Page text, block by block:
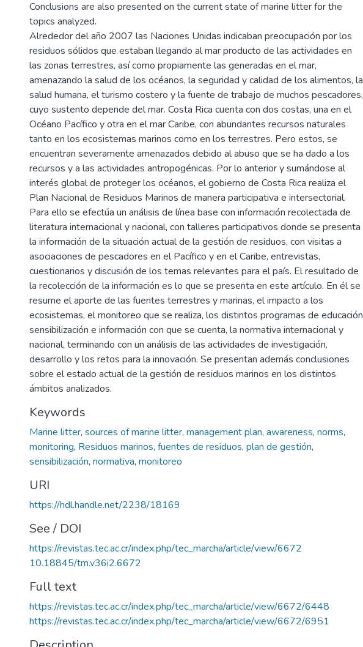
Conclusions are also presented on the current state of marine litter for the
topics analyzed.
Alrededor del año 2007 las Naciones Unidas indicaban preocupación por los
residuos sólidos que estaban llegando al mar producto de las actividades en
las zonas terrestres, así como propiamente las generadas en el mar,
amenazando la salud de los océanos, la seguridad y calidad de los alimentos, la
salud humana, el turismo costero y la fuente de trabajo de muchos pescadores,
cuyo sustento depende del mar. Costa Rica cuenta con dos costas, una en el
Océano Pacífico y otra en el mar Caribe, con abundantes recursos naturales
tanto en los ecosistemas marinos como en los terrestres. Pero estos, se
encuentran severamente amenazados debido al abuso que se ha dado a los
recursos y a las actividades antropogénicas. Por lo anterior y sumándose al
interés global de proteger los océanos, el gobierno de Costa Rica realiza el
Plan Nacional de Residuos Marinos de manera participativa e intersectorial.
Para ello se efectúa un análisis de línea base con información recolectada de
literatura internacional y nacional, con talleres participativos donde se presenta
la información de la situación actual de la gestión de residuos, con visitas a
asociaciones de pescadores en el Pacífico y en el Caribe, entrevistas,
cuestionarios y discusión de los temas relevantes para el país. El resultado de
la recolección de la información es lo que se presenta en este artículo. En él se
resume el aporte de las fuentes terrestres y marinas, el impacto a los
ecosistemas, el monitoreo que se realiza, los distintos programas de educación
sensibilización e información con que se cuenta, la normativa internacional y
nacional, terminando con un análisis de las actividades de investigación,
desarrollo y los retos para la innovación. Se presentan además conclusiones
sobre el estado actual de la gestión de residuos marinos en los distintos
ámbitos analizados.
Keywords
Marine litter, sources of marine litter, management plan, awareness, norms,
monitoring, Residuos marinos, fuentes de residuos, plan de gestión,
sensibilización, normativa, monitoreo
URI
https://hdl.handle.net/2238/18169
See / DOI
https://revistas.tec.ac.cr/index.php/tec_marcha/article/view/6672
10.18845/tm.v36i2.6672
Full text
https://revistas.tec.ac.cr/index.php/tec_marcha/article/view/6672/6448
https://revistas.tec.ac.cr/index.php/tec_marcha/article/view/6672/6951